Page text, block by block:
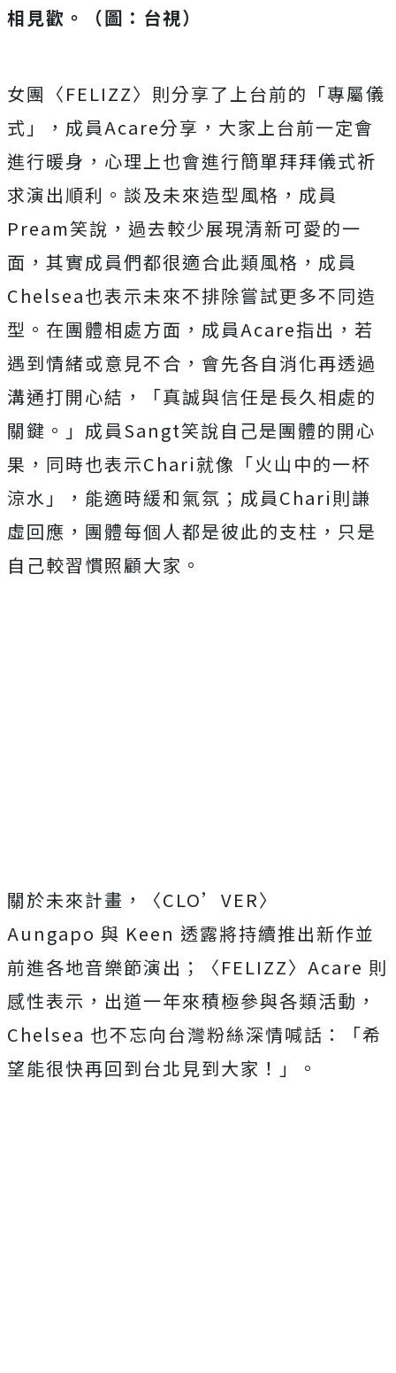
相見歡 。 （圖：台視）
女團〈FELIZZ〉則分享了上台前的「專屬儀
式」，成員Acare分享，大家上台前一定會
進行暖身， 心理上也會進行簡單拜拜儀式祈
求演出順利。談及未來造型風格， 成員
Pream笑說，過去較少展現清新可愛的一
面， 其實成員們都很適合此類風格，成員
Chelsea也表示未來不排除嘗試更多不同造
型。在團體相處方面，成員Acare指出， 若
遇到情緒或意見不合，會先各自消化再透過
溝通打開心結，「真誠與信任是長久相處的
關鍵。」成員Sangt笑說自己是團體的開心
果，同時也表示Chari就像「火山中的一杯
涼水」， 能適時緩和氣氛；成員Chari 則謙
虛回應， 團體每個人都是彼此的支柱，只是
自己較習慣照顧大家。
關於未來計畫，〈CLO’VER〉
Aungapo 與 Keen 透露將持續推出新作並
前進各地音樂節演出；〈FELIZZ〉 Acare 則
感性表示，出道一年來積極參與各類活動，
Chelsea 也不忘向台灣粉絲深情喊話：「希
望能很快再回到台北見到大家！」
。